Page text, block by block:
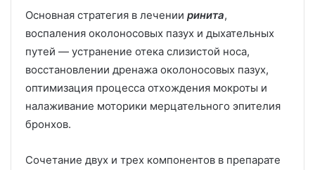
Основная стратегия в лечении ринита,
воспаления околоносовых пазух и дыхательных
путей — устранение отека слизистой носа,
восстановлении дренажа околоносовых пазух,
оптимизация процесса отхождения мокроты и
налаживание моторики мерцательного эпителия
бронхов.
Сочетание двух и трех компонентов в препарате